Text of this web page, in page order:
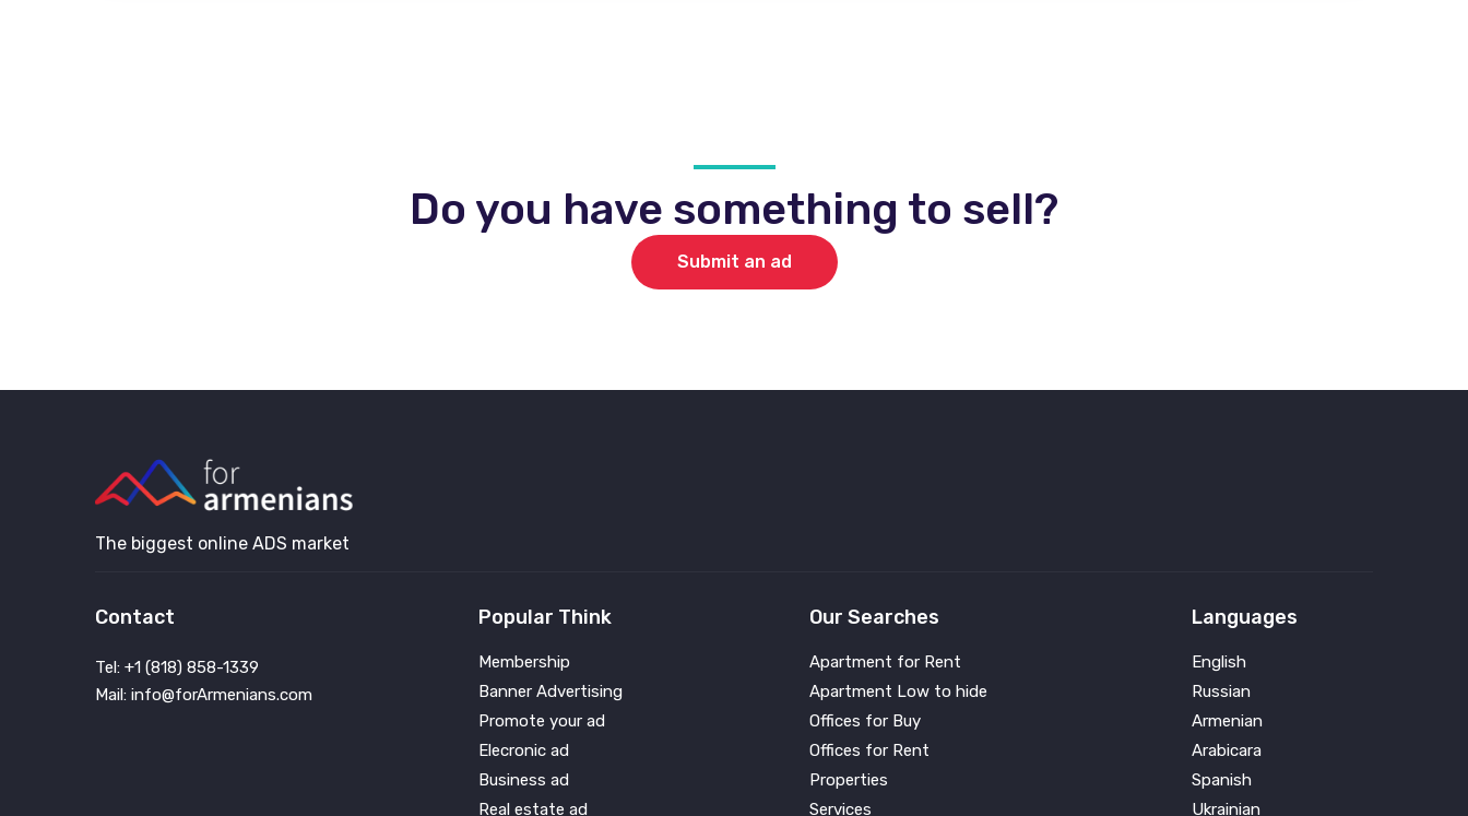
Do you have something to sell?
Submit an ad
The biggest online ADS market
Contact
Tel: +1 (818) 858-1339
Mail: info@forArmenians.com
Popular Think
Membership
Banner Advertising
Promote your ad
Elecronic ad
Business ad
Real estate ad
Our Searches
Apartment for Rent
Apartment Low to hide
Offices for Buy
Offices for Rent
Properties
Services
Languages
English
Russian
Armenian
Arabicara
Spanish
Ukrainian